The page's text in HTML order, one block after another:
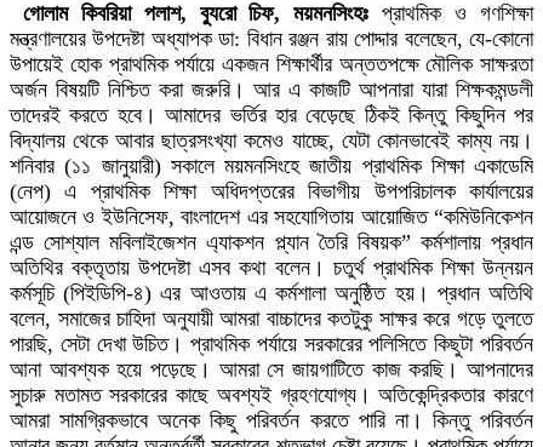
গোলাম কিবরিয়া পলাশ, ব্যুরো চিফ, ময়মনসিংহঃ প্রাথমিক ও গণশিক্ষা
মন্ত্রণালয়ের উপদেষ্টা অধ্যাপক ডা: বিধান রঞ্জন রায় পোদ্দার বলেছেন, যে-কোনো
উপায়েই হোক প্রাথমিক পর্যায়ে একজন শিক্ষার্থীর অন্ততপক্ষে মৌলিক সাক্ষরতা
অর্জন বিষয়টি নিশ্চিত করা জরুরি। আর এ কাজটি আপনারা যারা শিক্ষকমন্ডলী
তাদেরই করতে হবে। আমাদের ভর্তির হার বেড়েছে ঠিকই কিন্তু কিছুদিন পর
বিদ্যালয় থেকে আবার ছাত্রসংখ্যা কমেও যাচ্ছে, যেটা কোনভাবেই কাম্য নয়।
শনিবার (১১ জানুয়ারী) সকালে ময়মনসিংহে জাতীয় প্রাথমিক শিক্ষা একাডেমি
(নেপ) এ প্রাথমিক শিক্ষা অধিদপ্তরের বিভাগীয় উপপরিচালক কার্যালয়ের
আয়োজনে ও ইউনিসেফ, বাংলাদেশ এর সহযোগিতায় আয়োজিত “কমিউনিকেশন
এন্ড সোশ্যাল মবিলাইজেশন এ্যাকশন প্ল্যান তৈরি বিষয়ক” কর্মশালায় প্রধান
অতিথির বক্তৃতায় উপদেষ্টা এসব কথা বলেন। চতুর্থ প্রাথমিক শিক্ষা উন্নয়ন
কর্মসূচি (পিইডিপি-৪) এর আওতায় এ কর্মশালা অনুষ্ঠিত হয়। প্রধান অতিথি
বলেন, সমাজের চাহিদা অনুযায়ী আমরা বাচ্চাদের কতটুকু সাক্ষর করে গড়ে তুলতে
পারছি, সেটা দেখা উচিত। প্রাথমিক পর্যায়ে সরকারের পলিসিতে কিছুটা পরিবর্তন
আনা আবশ্যক হয়ে পড়েছে। আমরা সে জায়গাটিতে কাজ করছি। আপনাদের
সুচারু মতামত সরকারের কাছে অবশ্যই গ্রহণযোগ্য। অতিকেন্দ্রিকতার কারণে
আমরা সামগ্রিকভাবে অনেক কিছু পরিবর্তন করতে পারি না। কিন্তু পরিবর্তন